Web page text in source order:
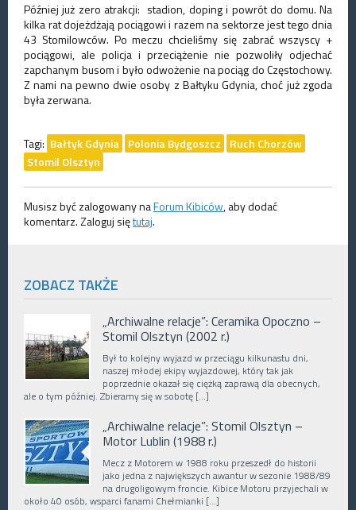
Później już zero atrakcji: stadion, doping i powrót do domu. Na
kilka rat dojeżdżają pociągowi i razem na sektorze jest tego dnia
43 Stomilowców. Po meczu chcieliśmy się zabrać wszyscy +
pociągowi, ale policja i przeciążenie nie pozwoliły odjechać
zapchanym busom i było odwożenie na pociąg do Częstochowy.
Z nami na pewno dwie osoby z Bałtyku Gdynia, choć już zgoda
była zerwana.
Tagi: Bałtyk Gdynia Polonia Bydgoszcz
Ruch Chorzów
Stomil Olsztyn
Musisz być zalogowany naForum Kibiców, aby dodać
komentarz. Zaloguj siętutaj.
ZOBACZ TAKŻE
„Archiwalne relacje”: Ceramika Opoczno –
Stomil Olsztyn (2002 r.)
Był to kolejny wyjazd w przeciągu kilkunastu dni,
naszej młodej ekipy wyjazdowej, który tak jak
poprzednie okazał się ciężką zaprawą dla obecnych,
ale o tym później. Zbieramy się w sobotę […]
„Archiwalne relacje”: Stomil Olsztyn –
Motor Lublin (1988 r.)
Mecz z Motorem w 1988 roku przeszedł do historii
jako jedna z największych awantur w sezonie 1988/89
na drugoligowym froncie. Kibice Motoru przyjechali w
około 40 osób, wsparci fanami Chełmianki […]